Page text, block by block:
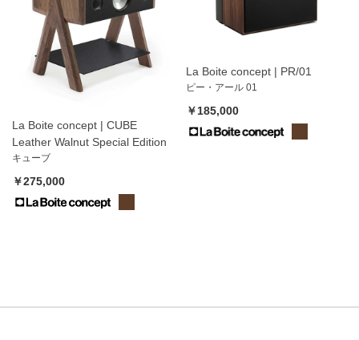
La Boite concept | CUBE
Leather Walnut Special Edition
キューブ
￥275,000
La Boite concept | PR/01
ピー・アール 01
￥185,000